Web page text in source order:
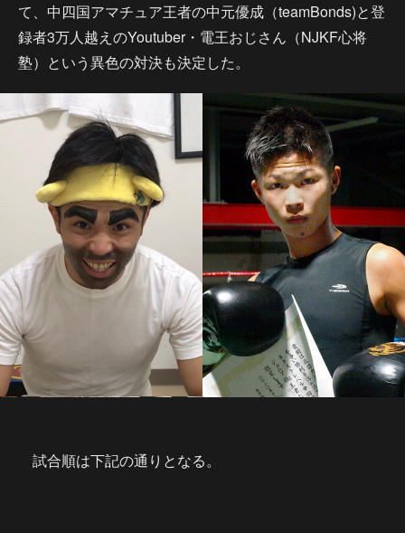
て、中四国アマチュア王者の中元優成（teamBonds)と登
録者3万人越えのYoutuber・電王おじさん（NJKF心将
塾）という異色の対決も決定した。
試合順は下記の通りとなる。